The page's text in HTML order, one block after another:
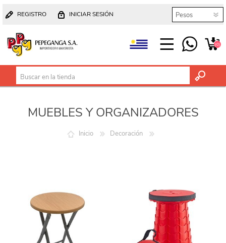
REGISTRO INICIAR SESIÓN
(0)
MUEBLES Y ORGANIZADORES
Inicio Decoración